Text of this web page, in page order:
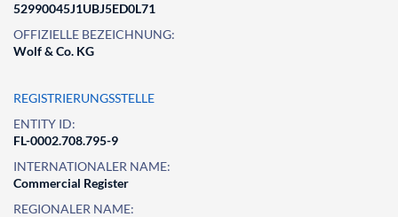
52990045J1UBJ5ED0L71
OFFIZIELLE BEZEICHNUNG:
Wolf & Co. KG
REGISTRIERUNGSSTELLE
ENTITY ID:
FL-0002.708.795-9
INTERNATIONALER NAME:
Commercial Register
REGIONALER NAME: